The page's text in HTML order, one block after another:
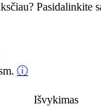
Pasidalinkite
ⓘ
Išvykimas